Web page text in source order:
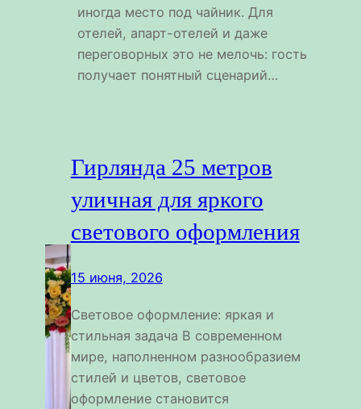
иногда место под чайник. Для
отелей, апарт-отелей и даже
переговорных это не мелочь: гость
получает понятный сценарий…
Гирлянда 25 метров
уличная для яркого
светового оформления
15 июня, 2026
Световое оформление: яркая и
стильная задача В современном
мире, наполненном разнообразием
стилей и цветов, световое
оформление становится